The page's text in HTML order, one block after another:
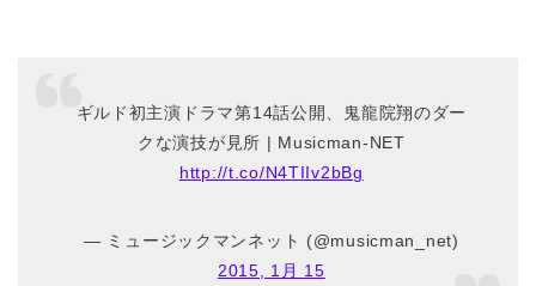
ギルド初主演ドラマ第14話公開、鬼龍院翔のダー
クな演技が見所 | Musicman-NET
http://t.co/N4TIIv2bBg
— ミュージックマンネット (@musicman_net)
2015, 1月 15